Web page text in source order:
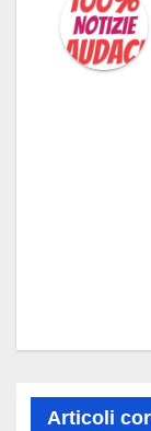
Articoli